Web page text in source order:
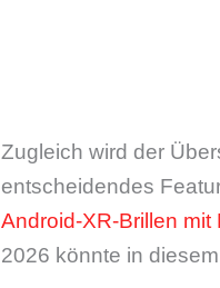
Zugleich wird der
entscheidendes
Android-XR-Brillen
2026 könnte in